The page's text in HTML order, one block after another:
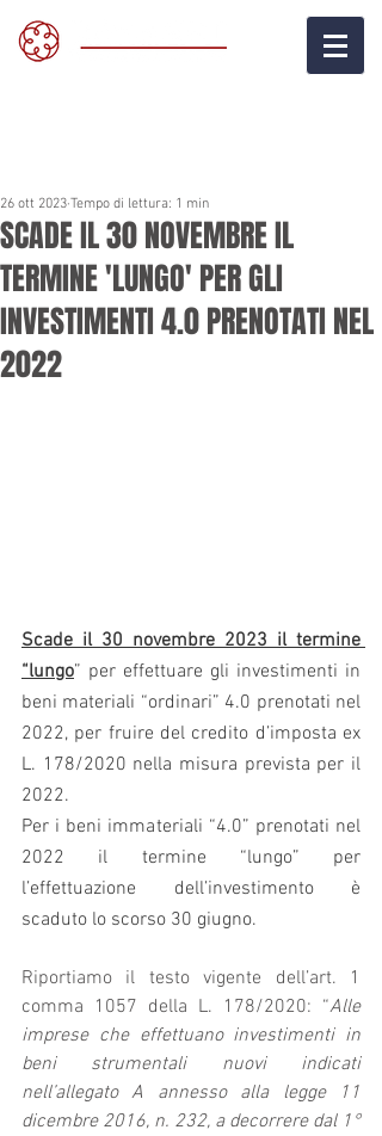
SCADE IL 30 NOVEMBRE IL
TERMINE 'LUNGO' PER GLI
INVESTIMENTI 4.0 PRENOTATI NEL
2022
26 ott 2023 Tempo di lettura: 1 min
Scade il 30 novembre 2023 il termine
“lungo” per effettuare gli investimenti in
beni materiali “ordinari” 4.0 prenotati nel
2022, per fruire del credito d’imposta ex
L. 178/2020 nella misura prevista per il
2022.
Per i beni immateriali “4.0” prenotati nel
2022 il termine “lungo” per
l’effettuazione dell’investimento è
scaduto lo scorso 30 giugno.
Riportiamo il testo vigente dell’art. 1
comma 1057 della L. 178/2020: “Alle
imprese che effettuano investimenti in
beni strumentali nuovi indicati
nell’allegato A annesso alla legge 11
dicembre 2016, n. 232, a decorrere dal 1°